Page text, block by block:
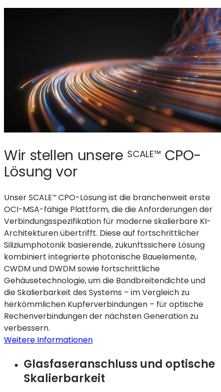
Wir stellen unsere SCALE™CPO-
Lösung vor
Unser SCALE™CPO-Lösung ist die branchenweit erste
OCI-MSA-fähige Plattform, die die Anforderungen der
Verbindungsspezifikation für moderne skalierbare KI-
Architekturen übertrifft. Diese auf fortschrittlicher
Siliziumphotonik basierende, zukunftssichere Lösung
kombiniert integrierte photonische Bauelemente,
CWDM und DWDM sowie fortschrittliche
Gehäusetechnologie, um die Bandbreitendichte und
die Skalierbarkeit des Systems – im Vergleich zu
herkömmlichen Kupferverbindungen – für optische
Rechenverbindungen der nächsten Generation zu
verbessern.
Weitere Informationen:
stellen
unsere
Glasfaseranschluss und optische
Skalierbarkeit